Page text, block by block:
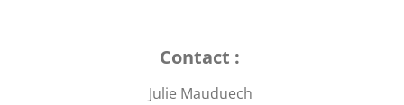
Contact :
Julie Mauduech